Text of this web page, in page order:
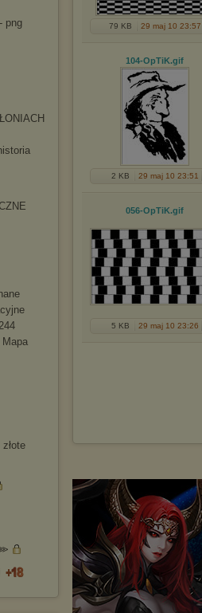
png
Mapa
79 KB 29 maj 10 23:57
104-OpTiK.gif
2 KB 29 maj 10 23:51
056-OpTiK.gif
5 KB 29 maj 10 23:26